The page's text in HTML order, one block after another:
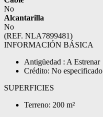
No
Alcantarilla
No
(REF. NLA7899481)
INFORMACIÓN BÁSICA
Antigüedad : A Estrenar
Crédito: No especificado
SUPERFICIES
Terreno: 200 m²